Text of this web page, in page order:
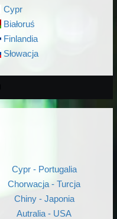
Cypr
Białoruś
Finlandia
Słowacja
Cypr - Portugalia
Chorwacja - Turcja
Chiny - Japonia
Autralia - USA